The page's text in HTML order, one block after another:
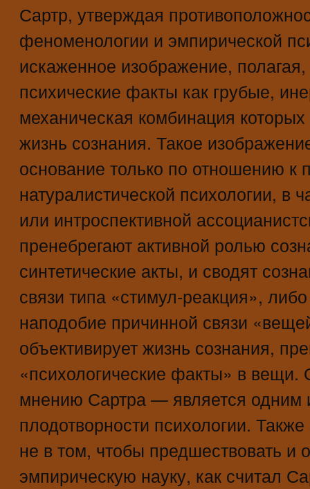
Сартр, утверждая
феноменологии и эмпирической
искаженное изображение,
психические факты как грубые,
механическая комбинация
жизнь сознания. Такое
основание только по отношению к
натуралистической психологии, в
или интроспективной
пренебрегают активной ролью
синтетические акты, и сводят
связи типа «стимул-реакция»,
наподобие причинной связи
объективирует жизнь сознания,
«психологические факты» в
мнению Сартра — является одним
плодотворности психологии.
не в том, чтобы предшествовать и
эмпирическую науку, как считал